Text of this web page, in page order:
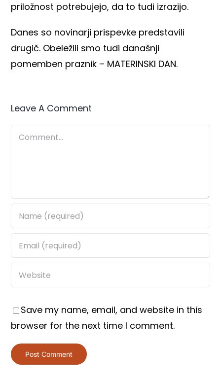
priložnost potrebujejo, da to tudi izrazijo.
Danes so novinarji prispevke predstavili
drugič. Obeležili smo tudi današnji
pomemben praznik – MATERINSKI DAN.
Leave A Comment
Comment
Save my name, email, and website in this
browser for the next time I comment.